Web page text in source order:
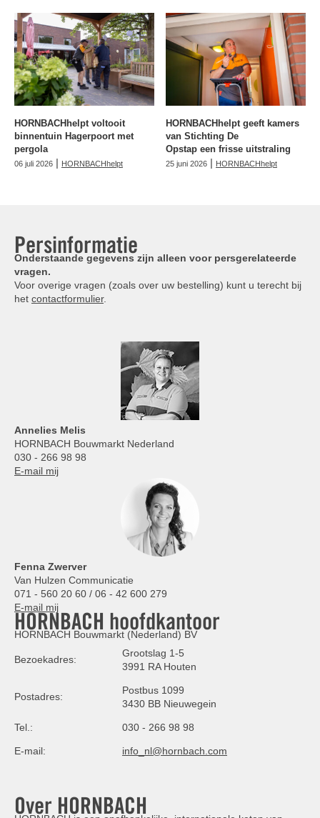
HORNBACHhelpt voltooit
binnentuin Hagerpoort met
pergola
06 juli 2026 | HORNBACHhelpt
HORNBACHhelpt geeft kamers
van Stichting De
Opstap een frisse uitstraling
25 juni 2026 | HORNBACHhelpt
Persinformatie
Onderstaande gegevens zijn alleen voor persgerelateerde
vragen.
Voor overige vragen (zoals over uw bestelling) kunt u terecht bij
het contactformulier.
Annelies Melis
HORNBACH Bouwmarkt Nederland
030 - 266 98 98
E-mail mij
Fenna Zwerver
Van Hulzen Communicatie
071 - 560 20 60 / 06 - 42 600 279
E-mail mij
HORNBACH hoofdkantoor
HORNBACH Bouwmarkt (Nederland) BV
Bezoekadres:
Grootslag 1-5
3991 RA Houten
Postadres:
Postbus 1099
3430 BB Nieuwegein
Tel.: 030 - 266 98 98
E-mail: info_nl@hornbach.com
Over HORNBACH